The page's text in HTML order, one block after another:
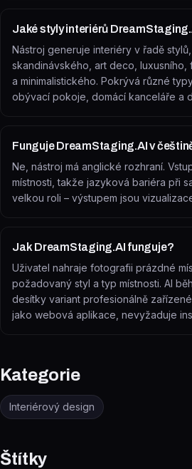
Jaké styly interiérů
Nástroj generuje interiéry v řadě
skandinávského, art deco, luxusního,
a minimalistického. Pokrývá různé
obývací pokoje, domácí kanceláře a
Funguje DreamStaging.AI v
Ne, nástroj má anglické rozhraní.
místnosti, takže jazyková bariéra při
velkou roli – výstupem jsou
Jak DreamStaging.AI funguje?
Uživatel nahraje fotografii prázdné
požadovaný styl a typ místnosti. AI
desítky variant profesionálně
jako webová aplikace, nevyžaduje
Kategorie
Interiérový design
Štítky